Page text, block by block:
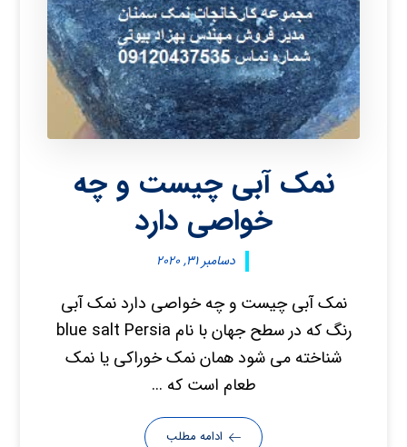
نمک آبی چیست و چه
خواصی دارد
دسامبر ۳۱, ۲۰۲۰
نمک آبی چیست و چه خواصی دارد نمک آبی
رنگ که در سطح جهان با نام blue salt Persia
شناخته می شود همان نمک خوراکی یا نمک
طعام است که ...
ادامه مطلب